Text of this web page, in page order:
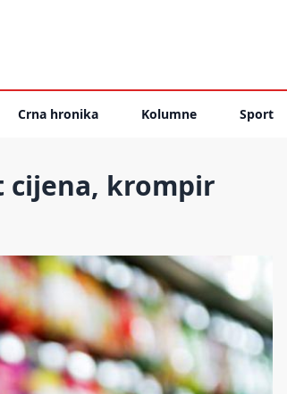
Crna hronika Kolumne Sport
cijena, krompir